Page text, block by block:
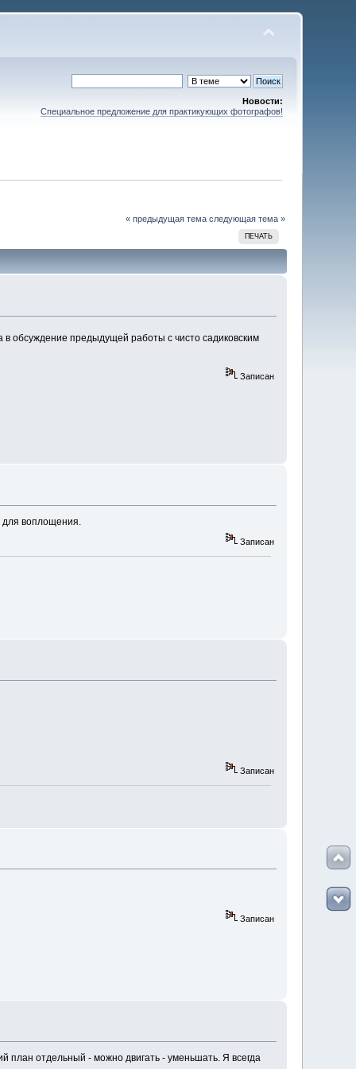
Новости:
Специальное предложение для практикующих фотографов!
« предыдущая тема следующая тема »
ПЕЧАТЬ
в обсуждение предыдущей работы с чисто садиковским
Записан
для воплощения.
Записан
Записан
Записан
план отдельный - можно двигать - уменьшать. Я всегда